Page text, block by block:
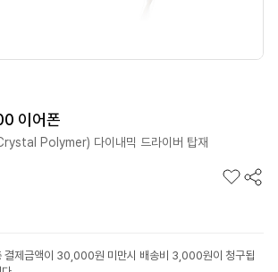
이어폰
Polymer) 다이내믹 드라이버 탑재
결제금액이 30,000원 미만시 배송비 3,000원이 청구됩